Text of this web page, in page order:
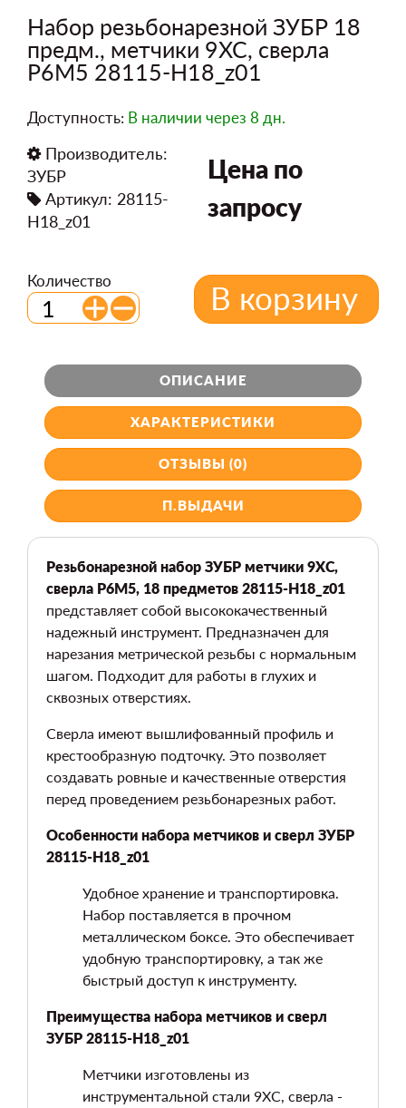
Набор резьбонарезной ЗУБР 18
предм., метчики 9ХС, сверла
Р6М5 28115-H18_z01
Доступность: В наличии через 8 дн.
Производитель:
ЗУБР
Артикул: 28115-
H18_z01
Цена по
запросу
Количество В корзину
ОПИСАНИЕ
ХАРАКТЕРИСТИКИ
ОТЗЫВЫ (0)
П.ВЫДАЧИ
Резьбонарезной набор ЗУБР метчики 9ХС,
сверла Р6М5, 18 предметов 28115-H18_z01
представляет собой высококачественный
надежный инструмент. Предназначен для
нарезания метрической резьбы с нормальным
шагом. Подходит для работы в глухих и
сквозных отверстиях.
Сверла имеют вышлифованный профиль и
крестообразную подточку. Это позволяет
создавать ровные и качественные отверстия
перед проведением резьбонарезных работ.
Особенности набора метчиков и сверл ЗУБР
28115-H18_z01
Удобное хранение и транспортировка.
Набор поставляется в прочном
металлическом боксе. Это обеспечивает
удобную транспортировку, а так же
быстрый доступ к инструменту.
Преимущества набора метчиков и сверл
ЗУБР 28115-H18_z01
Метчики изготовлены из
инструментальной стали 9ХС, сверла -